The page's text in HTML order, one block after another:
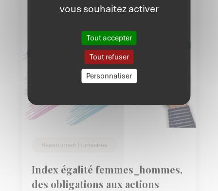
Ressources Humaines
Index égalité femmes_hommes,
des obligations aux actions
vous souhaitez activer
Tout accepter
Tout refuser
Personnaliser